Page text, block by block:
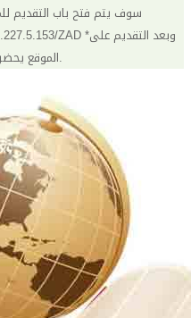
الموقع يحضر الطالب للكلية لإستيفاء الأوراق المطلوبة.